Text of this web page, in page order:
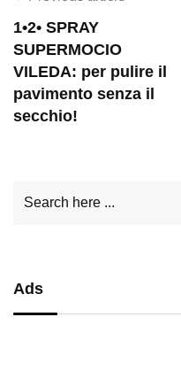
1•2• SPRAY
SUPERMOCIO
VILEDA: per pulire il
pavimento senza il
secchio!
Ads